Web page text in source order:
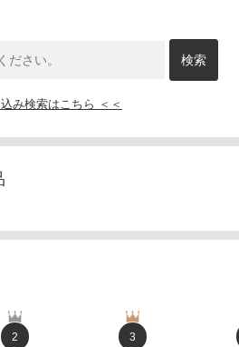
み検索はこちら ＜＜
2 3